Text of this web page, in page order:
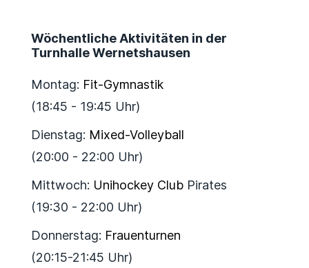
Wöchentliche Aktivitäten in der
Turnhalle Wernetshausen
Montag: Fit-Gymnastik
(18:45 - 19:45 Uhr)
Dienstag: Mixed-Volleyball
(20:00 - 22:00 Uhr)
Mittwoch: Unihockey ClubPirates
(19:30 - 22:00 Uhr)
Donnerstag: Frauenturnen
(20:15-21:45 Uhr)